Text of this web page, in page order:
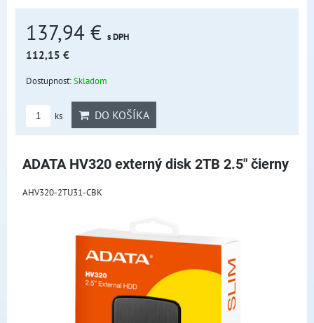
137,94 € s DPH
112,15 €
Dostupnosť:Skladom
ks DO KOŠÍKA
ADATA HV320 externý disk 2TB 2.5" čierny
AHV320-2TU31-CBK